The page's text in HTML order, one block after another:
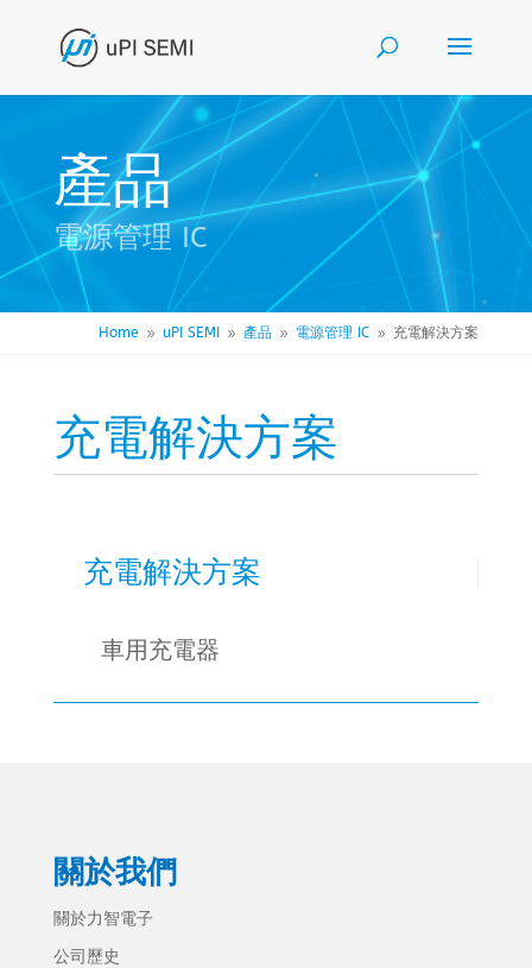
產品
電源管理 IC
Home 9 uPI SEMI 9 產品 9 電源管理 IC 9 充電解決方案
充電解決方案
充電解決方案
車用充電器
關於我們
關於力智電子
公司歷史